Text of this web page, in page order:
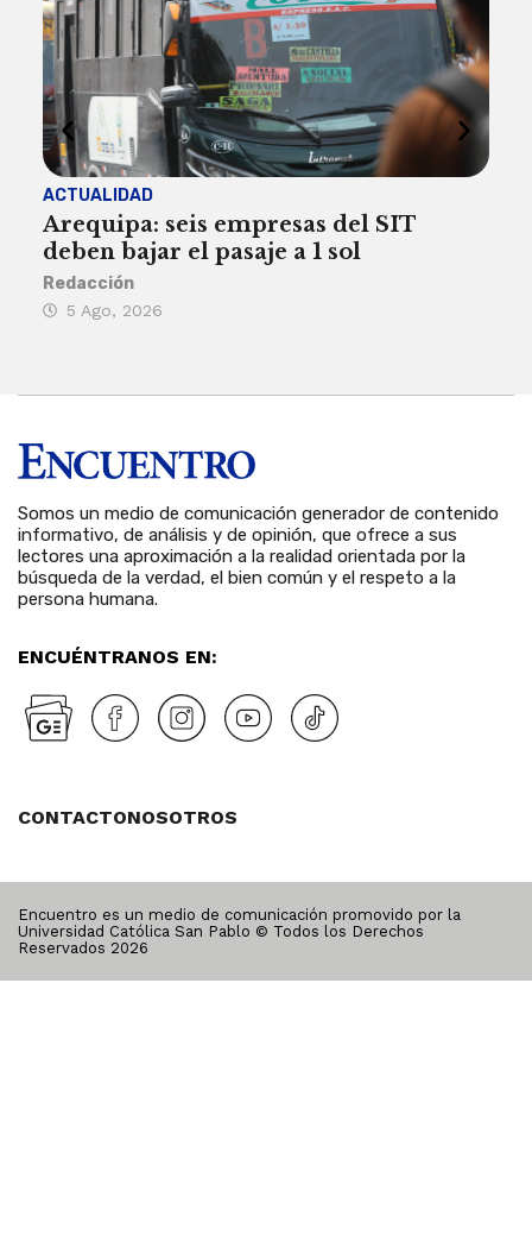
ACTUALIDAD
Arequipa: seis empresas del SIT
deben bajar el pasaje a 1 sol
Redacción
5 Ago, 2026
Somos un medio de comunicación generador de contenido
informativo, de análisis y de opinión, que ofrece a sus
lectores una aproximación a la realidad orientada por la
búsqueda de la verdad, el bien común y el respeto a la
persona humana.
ENCUÉNTRANOS EN:
CONTACTONOSOTROS
Encuentro es un medio de comunicación promovido por la
Universidad Católica San Pablo © Todos los Derechos
Reservados 2026